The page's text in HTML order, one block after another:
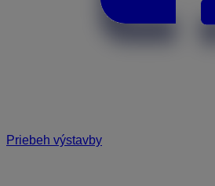
Priebeh výstavby